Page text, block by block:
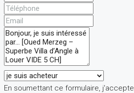
En soumettant ce formulaire, j'accepte